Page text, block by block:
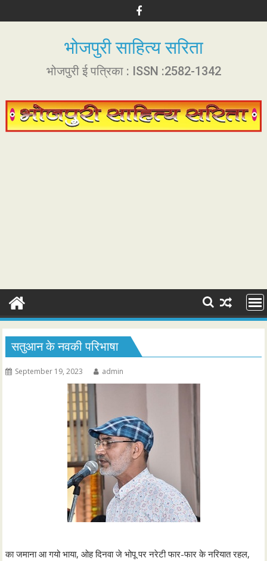
k
भोजपुरी साहित्य सरिता
भोजपुरी ई पत्रिका : ISSN :2582-1342
सतुआन के नवकी परिभाषा
September 19, 2023 admin
का जमाना आ गयो भाया, ओह दिनवा जे भोपू पर नरेटी फार-फार के नरियात रहल,